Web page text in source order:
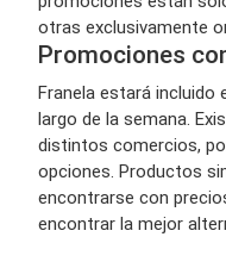
otras exclusivamente
Promociones
Franela estará incluido
largo de la semana.
distintos comercios,
opciones. Productos
encontrarse con
encontrar la mejor